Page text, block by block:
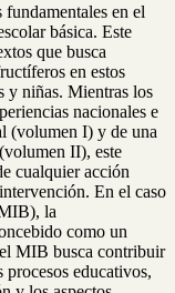
en el
básica. Este
que busca
en estos
y niñas. Mientras los
nacionales e
(volumen I) y de una
II), este
cualquier acción
En el caso
la
como un
MIB busca contribuir
educativos,